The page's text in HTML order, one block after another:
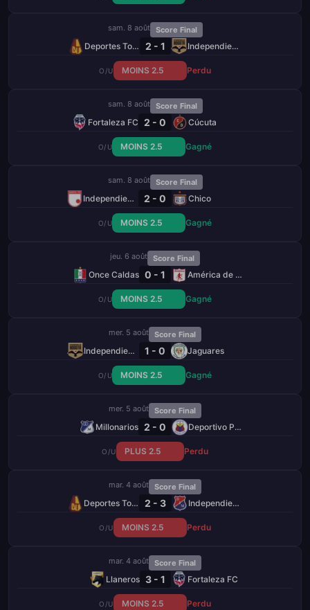
sam. 8 août Score Final
Deportes Tolima 2 - 1 Independiente de Bogotá
O/U MOINS 2.5 Perdu
sam. 8 août Score Final
Fortaleza FC 2 - 0 Cúcuta
O/U MOINS 2.5 Gagné
sam. 8 août Score Final
Independiente Santa Fe 2 - 0 Chico
O/U MOINS 2.5 Gagné
jeu. 6 août Score Final
Once Caldas 0 - 1 América de Cali
O/U MOINS 2.5 Gagné
mer. 5 août Score Final
Independiente de Bogotá 1 - 0 Jaguares
O/U MOINS 2.5 Gagné
mer. 5 août Score Final
Millonarios 2 - 0 Deportivo Pasto
O/U PLUS 2.5 Perdu
mar. 4 août Score Final
Deportes Tolima 2 - 3 Independiente Medellín
O/U MOINS 2.5 Perdu
mar. 4 août Score Final
Llaneros 3 - 1 Fortaleza FC
O/U MOINS 2.5 Perdu